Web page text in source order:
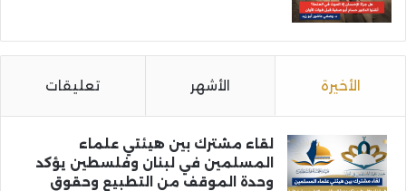
الأخيرة الأشهر تعليقات
لقاء مشترك بين هيئتي علماء
المسلمين في لبنان وفلسطين يؤكد
وحدة الموقف من التطبيع وحقوق